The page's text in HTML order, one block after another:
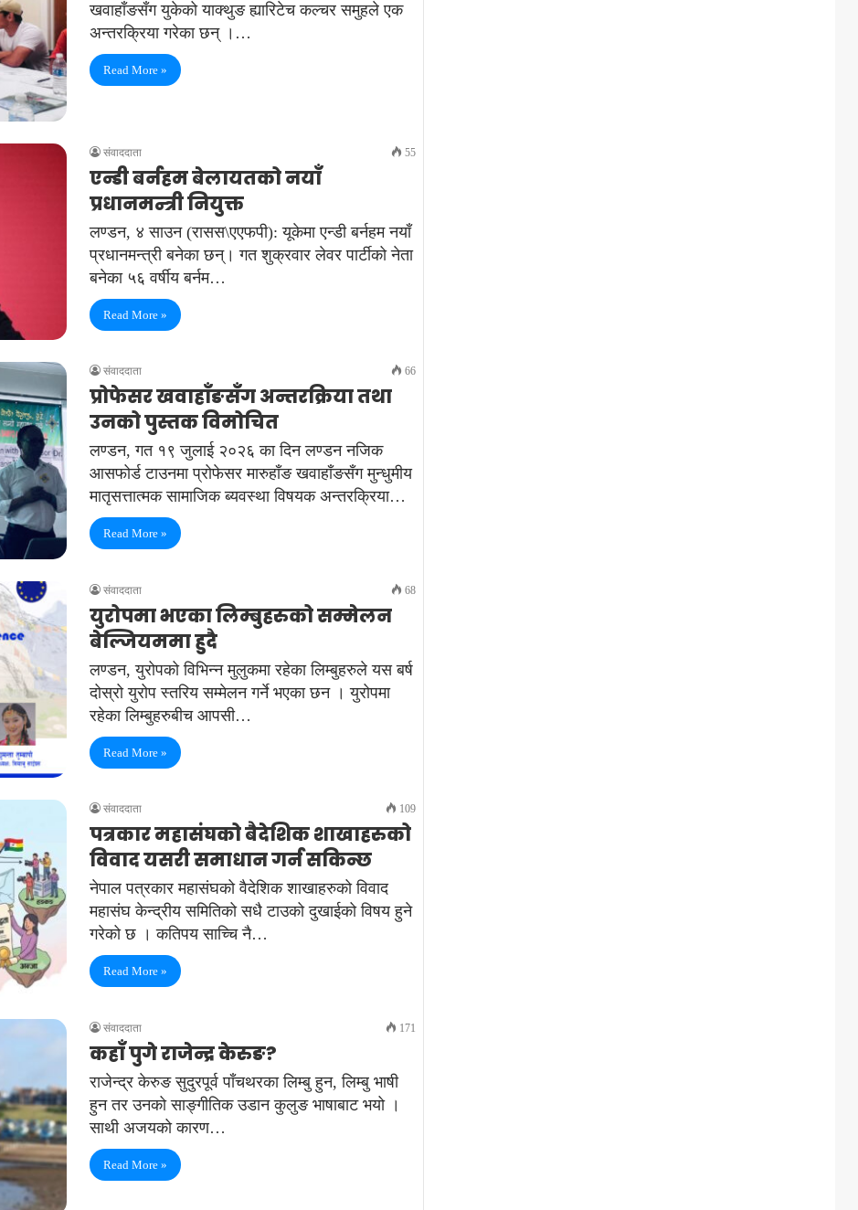
खवाहाँङसँग युकेको याक्थुङ ह्यारिटेच कल्चर समुहले एक
अन्तरक्रिया गरेका छन् ।…
Read More »
संवाददाता 55
एन्डी बर्नहम बेलायतको नयाँ
प्रधानमन्त्री नियुक्त
लण्डन, ४ साउन (रासस\एएफपी): यूकेमा एन्डी बर्नहम नयाँ
प्रधानमन्त्री बनेका छन्। गत शुक्रवार लेवर पार्टीको नेता
बनेका ५६ वर्षीय बर्नम…
Read More »
संवाददाता 66
प्रोफेसर खवाहाँङसँग अन्तरक्रिया तथा
उनको पुस्तक विमोचित
लण्डन, गत १९ जुलाई २०२६ का दिन लण्डन नजिक
आसफोर्ड टाउनमा प्रोफेसर मारुहाँङ खवाहाँङसँग मुन्धुमीय
मातृसत्तात्मक सामाजिक ब्यवस्था विषयक अन्तरक्रिया…
Read More »
संवाददाता 68
युरोपमा भएका लिम्बुहरुको सम्मेलन
बेल्जियममा हुदै
लण्डन, युरोपको विभिन्न मुलुकमा रहेका लिम्बुहरुले यस बर्ष
दोस्रो युरोप स्तरिय सम्मेलन गर्ने भएका छन । युरोपमा
रहेका लिम्बुहरुबीच आपसी…
Read More »
संवाददाता 109
पत्रकार महासंघको बैदेशिक शाखाहरुको
विवाद यसरी समाधान गर्न सकिन्छ
नेपाल पत्रकार महासंघको वैदेशिक शाखाहरुको विवाद
महासंघ केन्द्रीय समितिको सधै टाउको दुखाईको विषय हुने
गरेको छ । कतिपय साच्चि नै…
Read More »
संवाददाता 171
कहाँ पुगे राजेन्द्र केरुङ?
राजेन्द्र केरुङ सुदुरपूर्व पाँचथरका लिम्बु हुन, लिम्बु भाषी
हुन तर उनको साङ्गीतिक उडान कुलुङ भाषाबाट भयो ।
साथी अजयको कारण…
Read More »